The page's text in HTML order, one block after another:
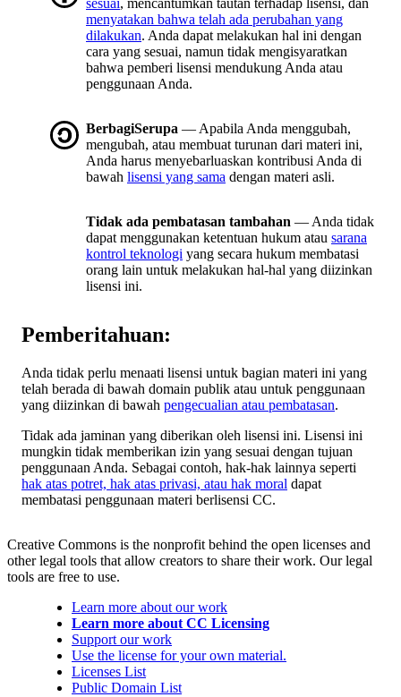
sesuai, mencantumkan tautan terhadap lisensi, dan
menyatakan bahwa telah ada perubahan yang
dilakukan. Anda dapat melakukan hal ini dengan
cara yang sesuai, namun tidak mengisyaratkan
bahwa pemberi lisensi mendukung Anda atau
penggunaan Anda.
BerbagiSerupa — Apabila Anda menggubah,
mengubah, atau membuat turunan dari materi ini,
Anda harus menyebarluaskan kontribusi Anda di
bawah lisensi yang sama dengan materi asli.
Tidak ada pembatasan tambahan — Anda tidak
dapat menggunakan ketentuan hukum atau sarana
kontrol teknologi yang secara hukum membatasi
orang lain untuk melakukan hal-hal yang diizinkan
lisensi ini.
Pemberitahuan:
Anda tidak perlu menaati lisensi untuk bagian materi ini yang
telah berada di bawah domain publik atau untuk penggunaan
yang diizinkan di bawah pengecualian atau pembatasan.
Tidak ada jaminan yang diberikan oleh lisensi ini. Lisensi ini
mungkin tidak memberikan izin yang sesuai dengan tujuan
penggunaan Anda. Sebagai contoh, hak-hak lainnya seperti
hak atas potret, hak atas privasi, atau hak moral dapat
membatasi penggunaan materi berlisensi CC.
Creative Commons is the nonprofit behind the open licenses and
other legal tools that allow creators to share their work. Our legal
tools are free to use.
Learn more about our work
Learn more about CC Licensing
Support our work
Use the license for your own material.
Licenses List
Public Domain List